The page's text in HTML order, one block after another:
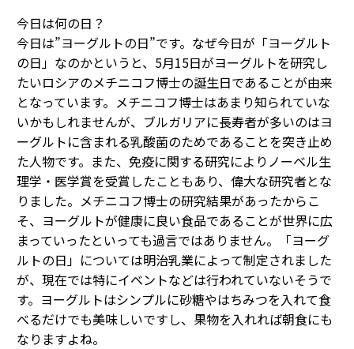
今日は何の日？
今日は”ヨーグルトの日”です。なぜ今日が「ヨーグルト
の日」なのかというと、5月15日がヨーグルトを研究し
たいロシアのメチニコフ博士の誕生日であることが由来
となっています。メチニコフ博士はあまり知られていな
いかもしれませんが、ブルガリアに長寿者が多いのはヨ
ーグルトに含まれる乳酸菌のためであることを突き止め
た人物です。また、免疫に関する研究によりノーベル生
理学・医学賞を受賞したこともあり、偉大な研究者とな
りました。メチニコフ博士の研究結果があったからこ
そ、ヨーグルトが健康に良い食品であることが世界に広
まっていったといっても過言ではありません。「ヨーグ
ルトの日」については明治乳業によって制定されました
が、現在では特にイベントなどは行われていないそうで
す。ヨーグルトはシンプルに砂糖やはちみつを入れて食
べるだけでも美味しいですし、果物を入れれば朝食にも
なりますよね。